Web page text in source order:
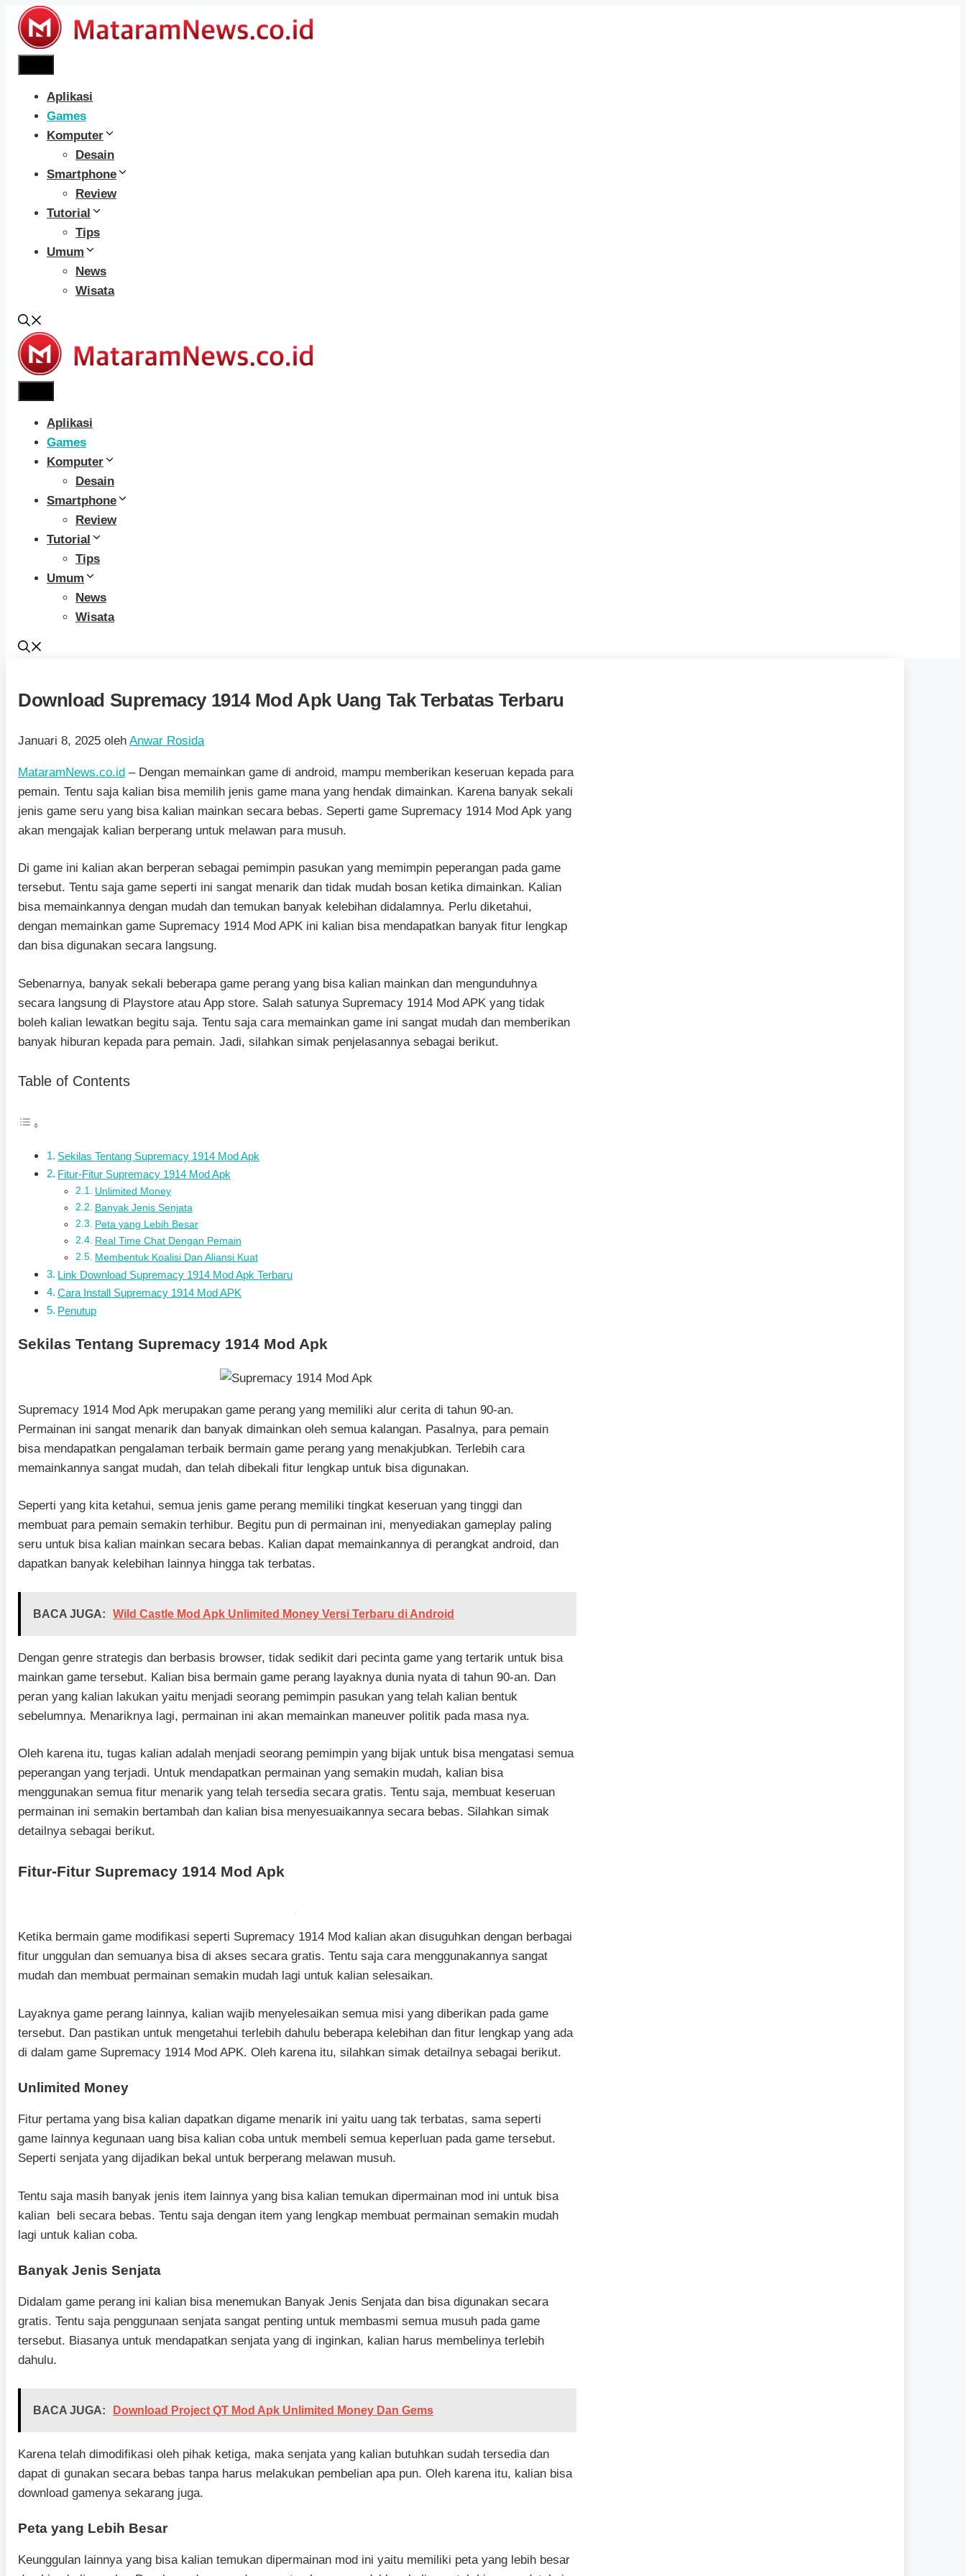
Langsung
Aplikasi
Games
Komputer
Desain
Smartphone
Review
Tutorial
Tips
Umum
News
Wisata
Aplikasi
Games
Komputer
Desain
Smartphone
Review
Tutorial
Tips
Umum
News
Wisata
Download Supremacy 1914 Mod Apk Uang Tak Terbatas Terbaru
Januari 8, 2025 oleh Anwar Rosida
MataramNews.co.id – Dengan memainkan game di android, mampu memberikan keseruan kepada para
pemain. Tentu saja kalian bisa memilih jenis game mana yang hendak dimainkan. Karena banyak sekali
jenis game seru yang bisa kalian mainkan secara bebas. Seperti game Supremacy 1914 Mod Apk yang
akan mengajak kalian berperang untuk melawan para musuh.
Di game ini kalian akan berperan sebagai pemimpin pasukan yang memimpin peperangan pada game
tersebut. Tentu saja game seperti ini sangat menarik dan tidak mudah bosan ketika dimainkan. Kalian
bisa memainkannya dengan mudah dan temukan banyak kelebihan didalamnya. Perlu diketahui,
dengan memainkan game Supremacy 1914 Mod APK ini kalian bisa mendapatkan banyak fitur lengkap
dan bisa digunakan secara langsung.
Sebenarnya, banyak sekali beberapa game perang yang bisa kalian mainkan dan mengunduhnya
secara langsung di Playstore atau App store. Salah satunya Supremacy 1914 Mod APK yang tidak
boleh kalian lewatkan begitu saja. Tentu saja cara memainkan game ini sangat mudah dan memberikan
banyak hiburan kepada para pemain. Jadi, silahkan simak penjelasannya sebagai berikut.
Table of Contents
Sekilas Tentang Supremacy 1914 Mod Apk
Fitur-Fitur Supremacy 1914 Mod Apk
Unlimited Money
Banyak Jenis Senjata
Peta yang Lebih Besar
Real Time Chat Dengan Pemain
Membentuk Koalisi Dan Aliansi Kuat
Link Download Supremacy 1914 Mod Apk Terbaru
Cara Install Supremacy 1914 Mod APK
Penutup
Sekilas Tentang Supremacy 1914 Mod Apk
Supremacy 1914 Mod Apk merupakan game perang yang memiliki alur cerita di tahun 90-an.
Permainan ini sangat menarik dan banyak dimainkan oleh semua kalangan. Pasalnya, para pemain
bisa mendapatkan pengalaman terbaik bermain game perang yang menakjubkan. Terlebih cara
memainkannya sangat mudah, dan telah dibekali fitur lengkap untuk bisa digunakan.
Seperti yang kita ketahui, semua jenis game perang memiliki tingkat keseruan yang tinggi dan
membuat para pemain semakin terhibur. Begitu pun di permainan ini, menyediakan gameplay paling
seru untuk bisa kalian mainkan secara bebas. Kalian dapat memainkannya di perangkat android, dan
dapatkan banyak kelebihan lainnya hingga tak terbatas.
BACA JUGA: Wild Castle Mod Apk Unlimited Money Versi Terbaru di Android
Dengan genre strategis dan berbasis browser, tidak sedikit dari pecinta game yang tertarik untuk bisa
mainkan game tersebut. Kalian bisa bermain game perang layaknya dunia nyata di tahun 90-an. Dan
peran yang kalian lakukan yaitu menjadi seorang pemimpin pasukan yang telah kalian bentuk
sebelumnya. Menariknya lagi, permainan ini akan memainkan maneuver politik pada masa nya.
Oleh karena itu, tugas kalian adalah menjadi seorang pemimpin yang bijak untuk bisa mengatasi semua
peperangan yang terjadi. Untuk mendapatkan permainan yang semakin mudah, kalian bisa
menggunakan semua fitur menarik yang telah tersedia secara gratis. Tentu saja, membuat keseruan
permainan ini semakin bertambah dan kalian bisa menyesuaikannya secara bebas. Silahkan simak
detailnya sebagai berikut.
Fitur-Fitur Supremacy 1914 Mod Apk
Ketika bermain game modifikasi seperti Supremacy 1914 Mod kalian akan disuguhkan dengan berbagai
fitur unggulan dan semuanya bisa di akses secara gratis. Tentu saja cara menggunakannya sangat
mudah dan membuat permainan semakin mudah lagi untuk kalian selesaikan.
Layaknya game perang lainnya, kalian wajib menyelesaikan semua misi yang diberikan pada game
tersebut. Dan pastikan untuk mengetahui terlebih dahulu beberapa kelebihan dan fitur lengkap yang ada
di dalam game Supremacy 1914 Mod APK. Oleh karena itu, silahkan simak detailnya sebagai berikut.
Unlimited Money
Fitur pertama yang bisa kalian dapatkan digame menarik ini yaitu uang tak terbatas, sama seperti
game lainnya kegunaan uang bisa kalian coba untuk membeli semua keperluan pada game tersebut.
Seperti senjata yang dijadikan bekal untuk berperang melawan musuh.
Tentu saja masih banyak jenis item lainnya yang bisa kalian temukan dipermainan mod ini untuk bisa
kalian beli secara bebas. Tentu saja dengan item yang lengkap membuat permainan semakin mudah
lagi untuk kalian coba.
Banyak Jenis Senjata
Didalam game perang ini kalian bisa menemukan Banyak Jenis Senjata dan bisa digunakan secara
gratis. Tentu saja penggunaan senjata sangat penting untuk membasmi semua musuh pada game
tersebut. Biasanya untuk mendapatkan senjata yang di inginkan, kalian harus membelinya terlebih
dahulu.
BACA JUGA: Download Project QT Mod Apk Unlimited Money Dan Gems
Karena telah dimodifikasi oleh pihak ketiga, maka senjata yang kalian butuhkan sudah tersedia dan
dapat di gunakan secara bebas tanpa harus melakukan pembelian apa pun. Oleh karena itu, kalian bisa
download gamenya sekarang juga.
Peta yang Lebih Besar
Keunggulan lainnya yang bisa kalian temukan dipermainan mod ini yaitu memiliki peta yang lebih besar